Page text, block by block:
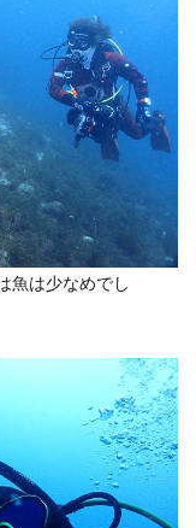
魚は少なめでし